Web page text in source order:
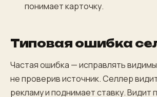
понимает карточку.
Типовая ошибка
Частая ошибка — исправлять
не проверив источник. Селлер
рекламу и поднимает ставку. Видит